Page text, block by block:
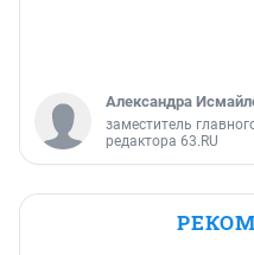
Александра
заместитель
редактора 63.RU